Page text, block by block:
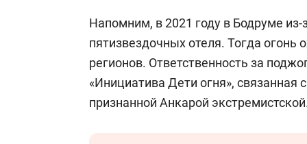
Напомним, в 2021 году в Бодруме
пятизвездочных отеля. Тогда огонь
регионов. Ответственность за
«Инициатива Дети огня», связанная
признанной Анкарой